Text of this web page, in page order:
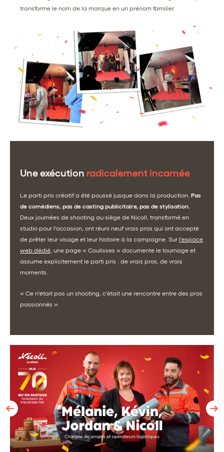
transforme le nom de la marque en un prénom familier.
Une exécution radicalement incarnée
Le parti pris créatif a été poussé jusque dans la production. Pas
de comédiens, pas de casting publicitaire, pas de stylisation.
Deux journées de shooting au siège de Nicoll, transformé en
studio pour l'occasion, ont réuni neuf vrais pros qui ont accepté
de prêter leur visage et leur histoire à la campagne. Sur l'espace
web dédié , une page « Coulisses » documente le tournage et
assume explicitement le parti pris : de vrais pros, de vrais
moments.
« Ce n'était pas un shooting, c'était une rencontre entre des pros
passionnés »